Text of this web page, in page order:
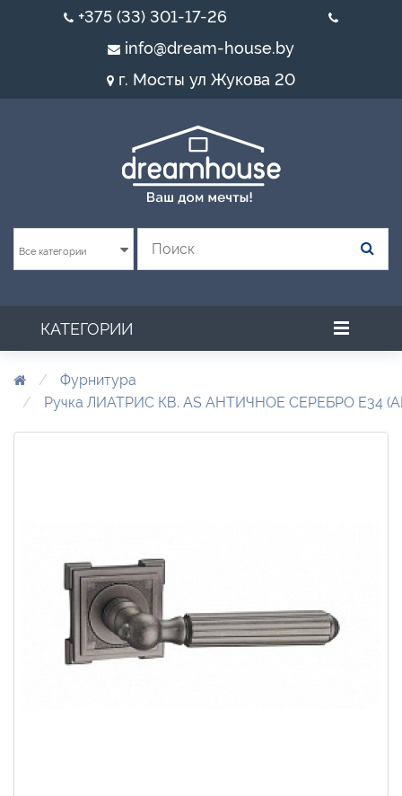
+375 (33) 301-17-26
info@dream-house.by
г. Мосты ул Жукова 20
Все категории
КАТЕГОРИИ
Фурнитура
Ручка ЛИАТРИС КВ. AS АНТИЧНОЕ СЕРЕБРО E34